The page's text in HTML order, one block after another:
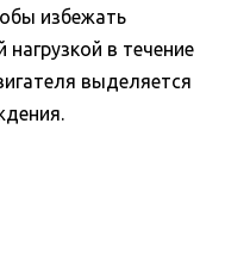
избежать
в ​​течение
выделяется